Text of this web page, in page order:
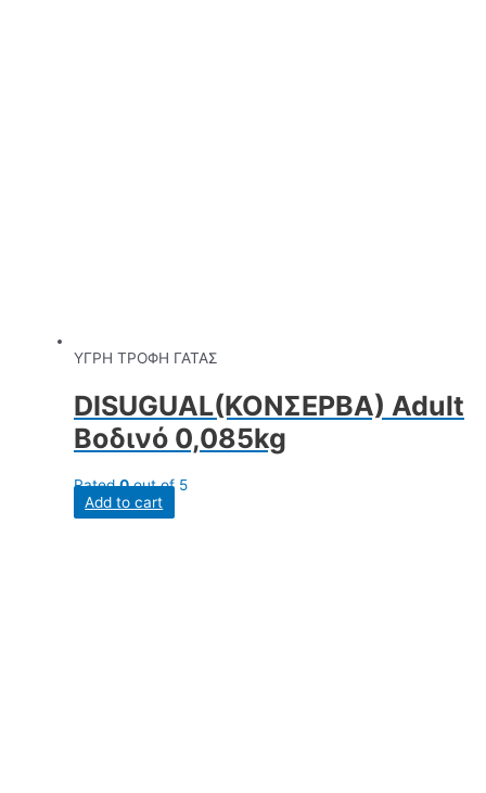
ΥΓΡΗ ΤΡΟΦΗ ΓΑΤΑΣ
DISUGUAL(ΚΟΝΣΕΡΒΑ) Adult
Βοδινό 0,085kg
Rated0out of 5
Add to cart